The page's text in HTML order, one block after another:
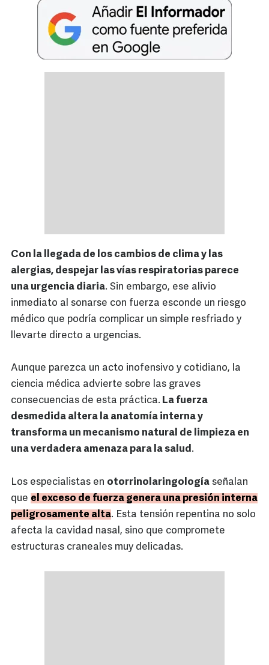
Con la llegada de los cambios de clima y las
alergias, despejar las vías respiratorias parece
una urgencia diaria. Sin embargo, ese alivio
inmediato al sonarse con fuerza esconde un riesgo
médico que podría complicar un simple resfriado y
llevarte directo a urgencias.
Aunque parezca un acto inofensivo y cotidiano, la
ciencia médica advierte sobre las graves
consecuencias de esta práctica. La fuerza
desmedida altera la anatomía interna y
transforma un mecanismo natural de limpieza en
una verdadera amenaza para la salud.
Los especialistas en otorrinolaringología señalan
que el exceso de fuerza genera una presión interna
peligrosamente alta. Esta tensión repentina no solo
afecta la cavidad nasal, sino que compromete
estructuras craneales muy delicadas.